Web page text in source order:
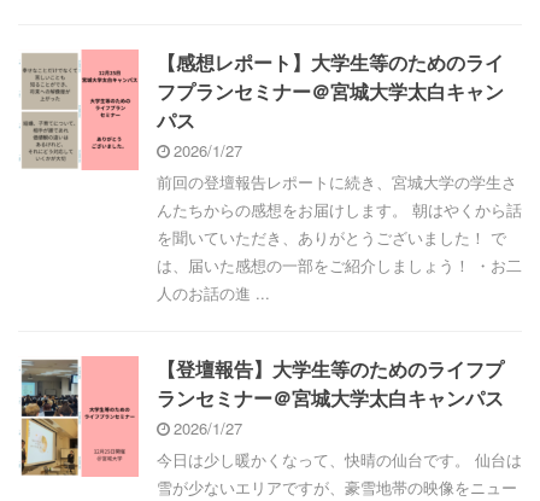
【感想レポート】大学生等のためのライ
フプランセミナー＠宮城大学太白キャン
パス
2026/1/27
前回の登壇報告レポートに続き、宮城大学の学生さ
んたちからの感想をお届けします。 朝はやくから話
を聞いていただき、ありがとうございました！ で
は、届いた感想の一部をご紹介しましょう！ ・お二
人のお話の進 ...
【登壇報告】大学生等のためのライフプ
ランセミナー＠宮城大学太白キャンパス
2026/1/27
今日は少し暖かくなって、快晴の仙台です。 仙台は
雪が少ないエリアですが、豪雪地帯の映像をニュー